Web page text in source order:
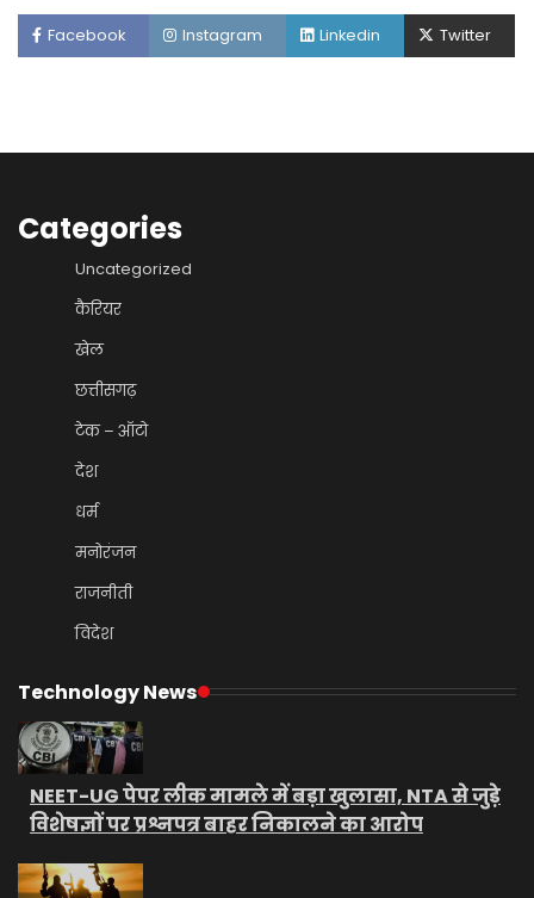
Facebook Instagram Linkedin Twitter
Categories
Uncategorized
कैरियर
खेल
छत्तीसगढ़
टेक – ऑटो
देश
धर्म
मनोरंजन
राजनीती
विदेश
Technology News
NEET-UG पेपर लीक मामले में बड़ा खुलासा, NTA से जुड़े
विशेषज्ञों पर प्रश्नपत्र बाहर निकालने का आरोप